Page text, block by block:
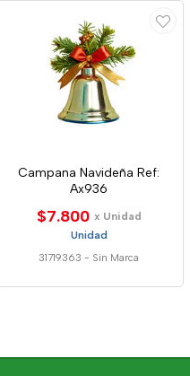
Campana Navideña Ref:
Ax936
$7.800 x Unidad
Unidad
31719363 - Sin Marca